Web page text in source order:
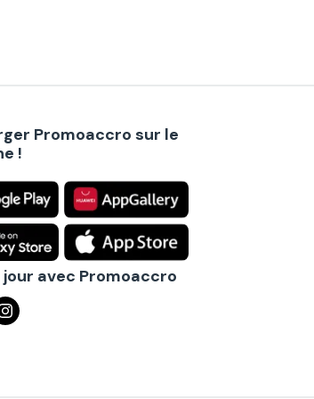
Promoaccro sur le
!
jour avec Promoaccro